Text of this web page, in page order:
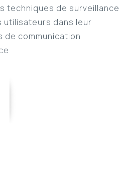
techniques de surveillance
utilisateurs dans leur
de communication